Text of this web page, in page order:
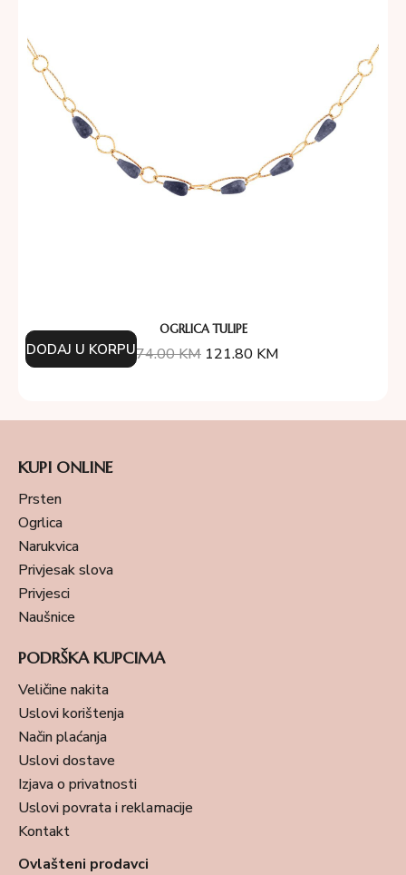
OGRLICA TULIPE
174.00KM 121.80 KM
DODAJ U KORPU
KUPI ONLINE
Prsten
Ogrlica
Narukvica
Privjesak slova
Privjesci
Naušnice
PODRŠKA KUPCIMA
Veličine nakita
Uslovi korištenja
Način plaćanja
Uslovi dostave
Izjava o privatnosti
Uslovi povrata i reklamacije
Kontakt
Ovlašteni prodavci